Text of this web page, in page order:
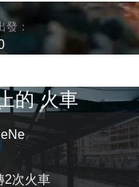
發：
的 火車
2次火車